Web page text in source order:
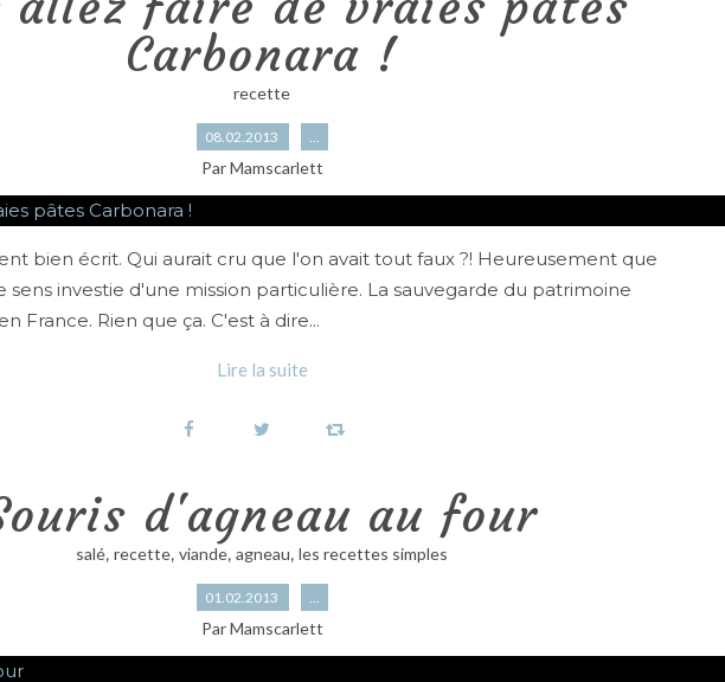
Carbonara !
recette
08.02.2013 …
Par Mamscarlett
bien écrit. Qui aurait cru que l'on avait tout faux ?! Heureusement que
sens investie d'une mission particulière. La sauvegarde du patrimoine
France. Rien que ça. C'est à dire...
Lire la suite
d'agneau au four
salé, recette, viande, agneau, les recettes simples
01.02.2013 …
Par Mamscarlett